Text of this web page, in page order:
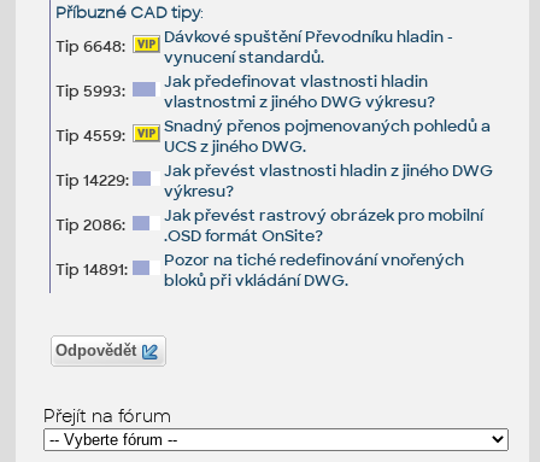
Příbuzné CAD tipy:
Tip 6648:
Dávkové spuštění Převodníku hladin -
vynucení standardů.
Tip 5993:
Jak předefinovat vlastnosti hladin
vlastnostmi z jiného DWG výkresu?
Tip 4559:
Snadný přenos pojmenovaných pohledů a
UCS z jiného DWG.
Tip 14229:
Jak převést vlastnosti hladin z jiného DWG
výkresu?
Tip 2086:
Jak převést rastrový obrázek pro mobilní
.OSD formát OnSite?
Tip 14891:
Pozor na tiché redefinování vnořených
bloků při vkládání DWG.
Odpovědět
Přejít na fórum